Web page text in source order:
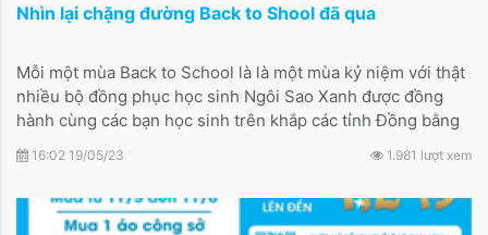
Nhìn lại chặng đường Back to Shool đã qua
Mỗi một mùa Back to School là là một mùa kỷ niệm với thật
nhiều bộ đồng phục học sinh Ngôi Sao Xanh được đồng
hành cùng các bạn học sinh trên khắp các tỉnh Đồng bằng
Sông Cửu Long.
16:02 19/05/23 1.981 lượt xem